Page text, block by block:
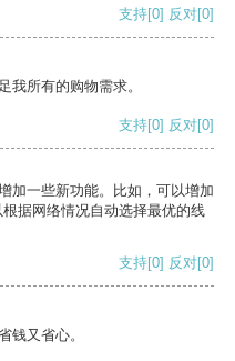
支持[0] 反对[0]
我所有的购物需求。
支持[0] 反对[0]
加一些新功能。比如，可以增加
据网络情况自动选择最优的线
支持[0] 反对[0]
钱又省心。